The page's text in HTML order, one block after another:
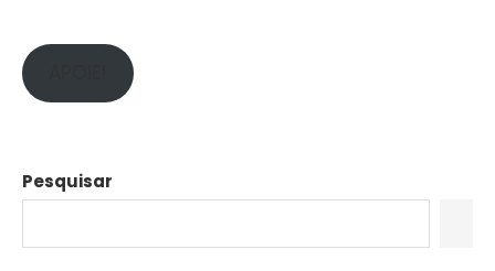
Pesquisar